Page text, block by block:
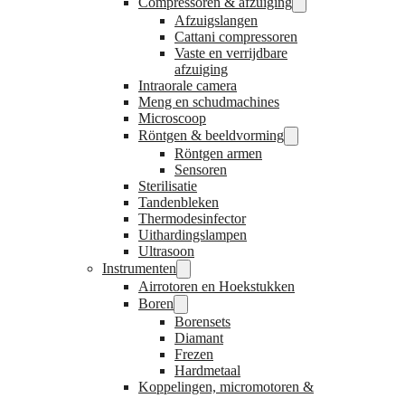
Afzuigslangen
Cattani compressoren
Vaste en verrijdbare
afzuiging
Intraorale camera
Meng en schudmachines
Microscoop
Röntgen & beeldvorming
Röntgen armen
Sensoren
Sterilisatie
Tandenbleken
Thermodesinfector
Uithardingslampen
Ultrasoon
Instrumenten
Airrotoren en Hoekstukken
Boren
Borensets
Diamant
Frezen
Hardmetaal
Koppelingen, micromotoren &